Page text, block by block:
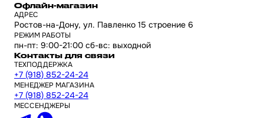
Офлайн-магазин
АДРЕС
Ростов-на-Дону, ул. Павленко 15 строение 6
РЕЖИМ РАБОТЫ
пн-пт: 9:00-21:00 сб-вс: выходной
Контакты для связи
ТЕХПОДДЕРЖКА
+7 (918) 852-24-24
МЕНЕДЖЕР МАГАЗИНА
+7 (918) 852-24-24
МЕССЕНДЖЕРЫ